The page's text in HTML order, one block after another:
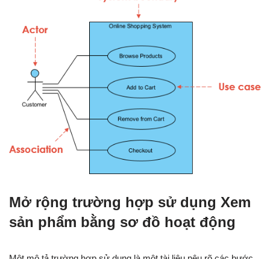
Mở rộng trường hợp sử dụng Xem
sản phẩm bằng sơ đồ hoạt động